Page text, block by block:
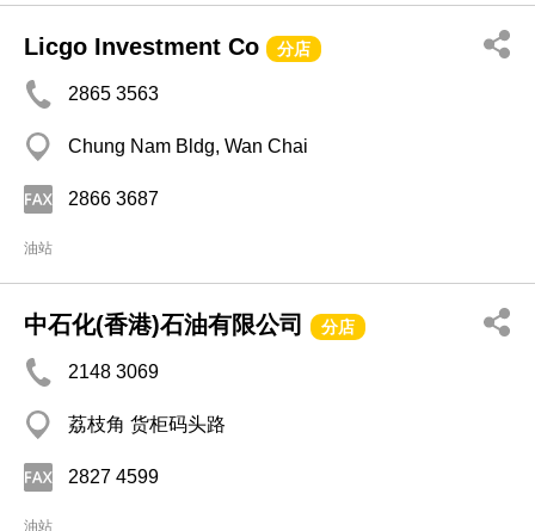
Licgo Investment Co 分店
2865 3563
Chung Nam Bldg, Wan Chai
2866 3687
油站
中石化(香港)石油有限公司 分店
2148 3069
荔枝角 货柜码头路
2827 4599
油站